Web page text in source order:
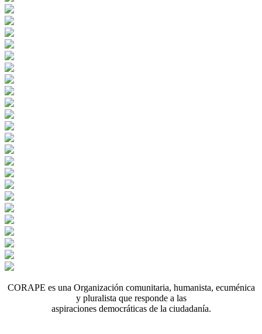
CORAPE es una Organización comunitaria, humanista, ecuménica
y pluralista que responde a las
aspiraciones democráticas de la ciudadanía.